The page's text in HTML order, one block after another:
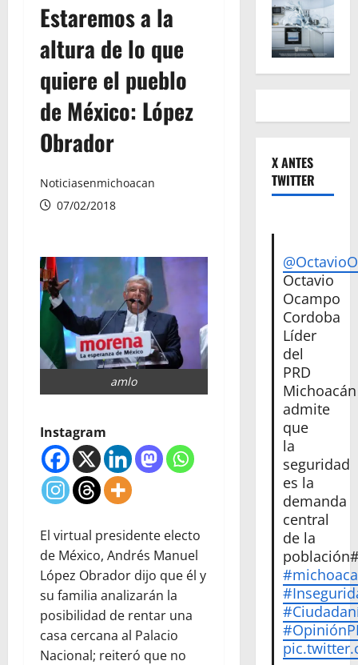
Estaremos a la
altura de lo que
quiere el pueblo
de México: López
Obrador
Noticiasenmichoacan
07/02/2018
amlo
Instagram
El virtual presidente electo
de México, Andrés Manuel
López Obrador dijo que él y
su familia analizarán la
posibilidad de rentar una
casa cercana al Palacio
Nacional; reiteró que no
X ANTES
TWITTER
Octavio
Ocampo
Cordoba
Líder
del
PRD
Michoacán
admite
que
la
seguridad
es la
demanda
central
de la